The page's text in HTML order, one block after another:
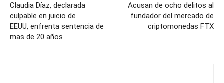
Claudia Díaz, declarada
culpable en juicio de
EEUU, enfrenta sentencia de
mas de 20 años
Acusan de ocho delitos al
fundador del mercado de
criptomonedas FTX